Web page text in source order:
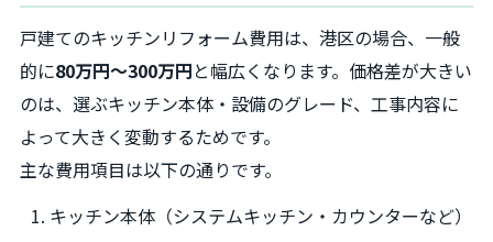
戸建てのキッチンリフォーム費用は、港区の場合、一般
的に80万円～300万円と幅広くなります。価格差が大きい
のは、選ぶキッチン本体・設備のグレード、工事内容に
よって大きく変動するためです。
主な費用項目は以下の通りです。
キッチン本体（システムキッチン・カウンターなど）